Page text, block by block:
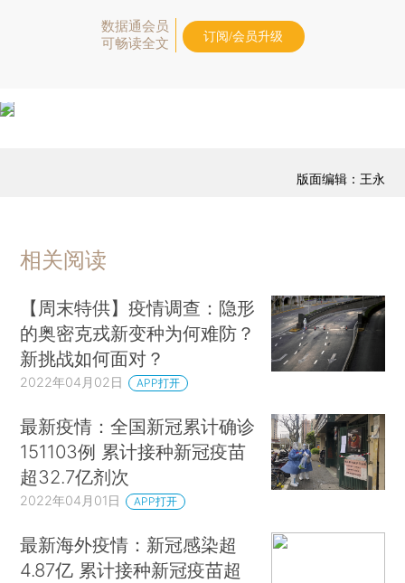
数据通会员
可畅读全文
订阅/会员升级
版面编辑：王永
相关阅读
【周末特供】疫情调查：隐形
的奥密克戎新变种为何难防？
新挑战如何面对？
2022年04月02日 APP打开
最新疫情：全国新冠累计确诊
151103例 累计接种新冠疫苗
超32.7亿剂次
2022年04月01日 APP打开
最新海外疫情：新冠感染超
4.87亿 累计接种新冠疫苗超